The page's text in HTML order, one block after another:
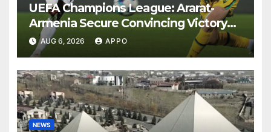
UEFA Champions League: Ararat-
Armenia Secure Convincing Victory
Over Shamrock Rovers 2-0
AUG 6, 2026 APPO
NEWS